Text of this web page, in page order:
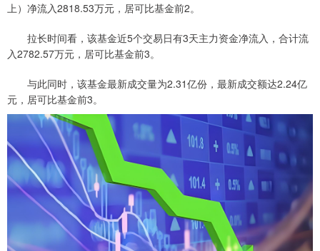
上）净流入2818.53万元，居可比基金前2。
拉长时间看，该基金近5个交易日有3天主力资金净流入，合计流
入2782.57万元，居可比基金前3。
与此同时，该基金最新成交量为2.31亿份，最新成交额达2.24亿
元，居可比基金前3。